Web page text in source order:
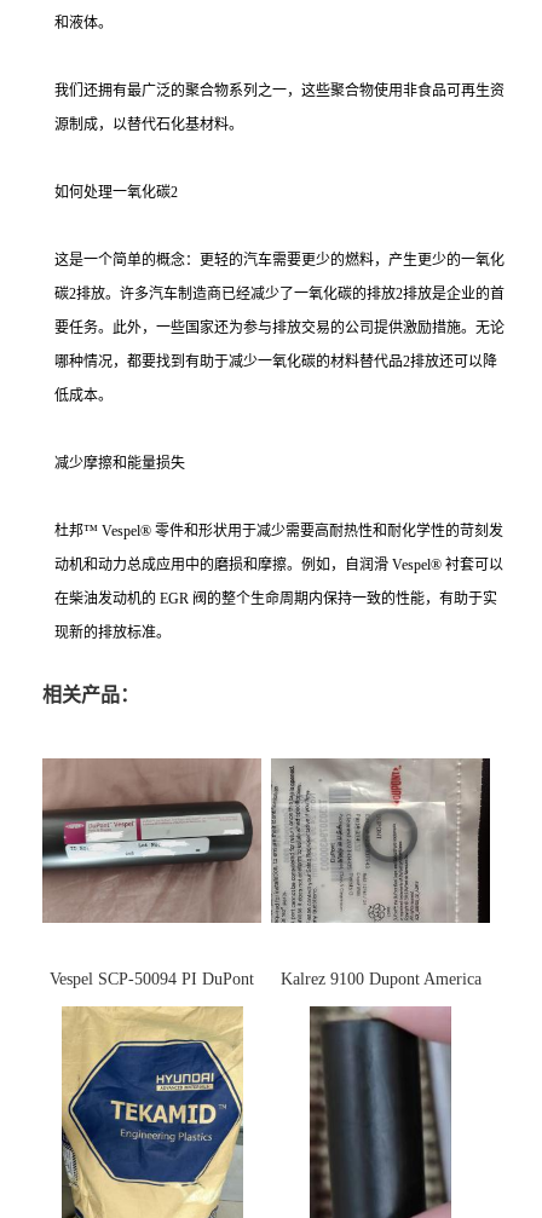
和液体。
我们还拥有最广泛的聚合物系列之一，这些聚合物使用非食品可再生资
源制成，以替代石化基材料。
如何处理一氧化碳2
这是一个简单的概念：更轻的汽车需要更少的燃料，产生更少的一氧化
碳2排放。许多汽车制造商已经减少了一氧化碳的排放2排放是企业的首
要任务。此外，一些国家还为参与排放交易的公司提供激励措施。无论
哪种情况，都要找到有助于减少一氧化碳的材料替代品2排放还可以降
低成本。
减少摩擦和能量损失
杜邦™ Vespel® 零件和形状用于减少需要高耐热性和耐化学性的苛刻发
动机和动力总成应用中的磨损和摩擦。例如，自润滑 Vespel® 衬套可以
在柴油发动机的 EGR 阀的整个生命周期内保持一致的性能，有助于实
现新的排放标准。
相关产品：
Vespel SCP-50094 PI DuPont
杜邦
Kalrez 9100 Dupont America
杜邦 密封圈 半导体 面板